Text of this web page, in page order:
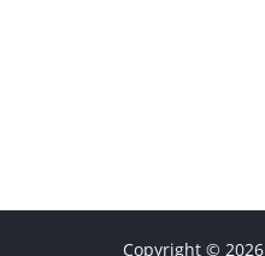
Copyright © 2026